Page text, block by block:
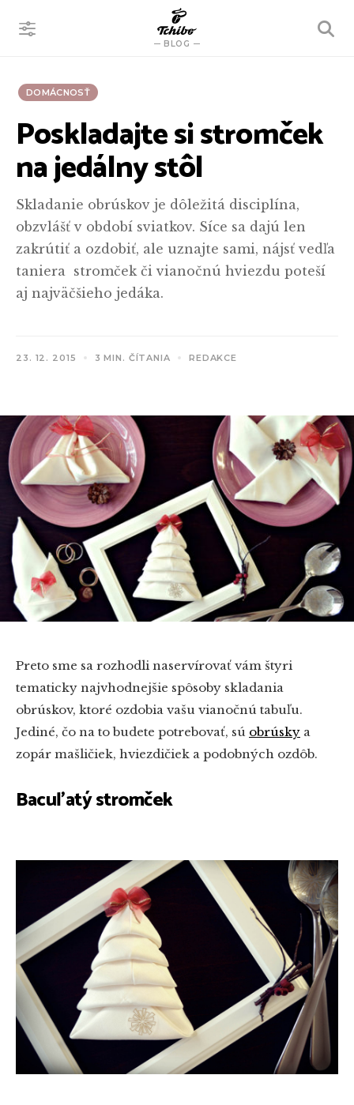
BLOG
VYHĽADÁVANIE
DOMÁCNOSŤ
Poskladajte si stromček
na jedálny stôl
Skladanie obrúskov je dôležitá disciplína,
obzvlášť v období sviatkov. Síce sa dajú len
zakrútiť a ozdobiť, ale uznajte sami, nájsť vedľa
taniera stromček či vianočnú hviezdu poteší
aj najväčšieho jedáka.
23. 12. 2015 3 MIN. ČÍTANIA REDAKCE
Preto sme sa rozhodli naservírovať vám štyri
tematicky najvhodnejšie spôsoby skladania
obrúskov, ktoré ozdobia vašu vianočnú tabuľu.
Jediné, čo na to budete potrebovať, sú obrúsky a
zopár mašličiek, hviezdičiek a podobných ozdôb.
Bacuľatý stromček